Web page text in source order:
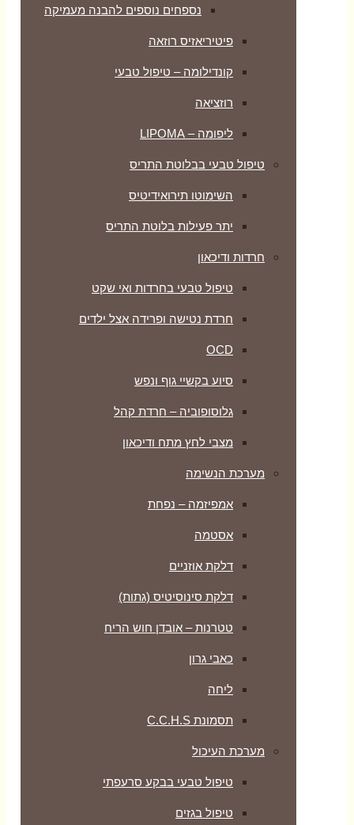
נספחים נוספים להבנה מעמיקה
פיטיריאזיס רוזאה
קונדילומה – טיפול טבעי
רוזציאה
ליפומה – LIPOMA
טיפול טבעי בבלוטת התריס
השימוטו תירואידיטיס
יתר פעילות בלוטת התריס
חרדות ודיכאון
טיפול טבעי בחרדות ואי שקט
חרדת נטישה ופרידה אצל ילדים
OCD
סיוע בקשיי גוף ונפש
גלוסופוביה – חרדת קהל
מצבי לחץ מתח ודיכאון
מערכת הנשימה
אמפיזמה – נפחת
אסטמה
דלקת אוזניים
דלקת סינוסיטיס (גתות)
טטרנות – אובדן חוש הריח
כאבי גרון
ליחה
תסמונת C.C.H.S
מערכת העיכול
טיפול טבעי בבקע סרעפתי
טיפול בגזים